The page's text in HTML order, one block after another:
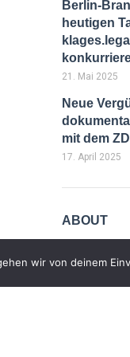
Berlin-
heutigen
21. Mai 2025
Neue
mit dem
17. April 2025
ABOUT
wir von deinem